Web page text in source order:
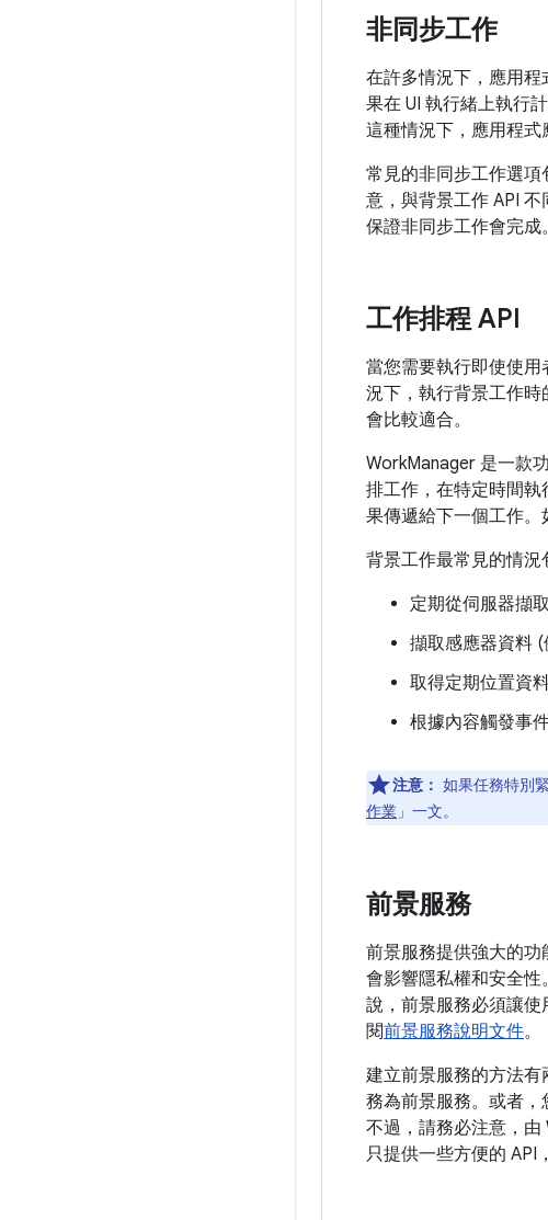
非同步工作
在許多情況下，應用
果在 UI 執行緒上執行
這種情況下，應用程式
常見的非同步工作選
意，與背景工作 API
保證非同步工作會完成。
工作排程 API
當您需要執行即使使
況下，執行背景工作時
會比較適合。
WorkManager 是一款
排工作，在特定時間
果傳遞給下一個工作
背景工作最常見的情況
定期從伺服器擷
擷取感應器資料
取得定期位置資
根據內容觸發事
注意： 如果任務特別
作業 」一文。
前景服務
前景服務提供強大的
會影響隱私權和安全
說，前景服務必須讓
閱前景服務說明文件。
建立前景服務的方法
務為前景服務。或者，
不過，請務必注意，
只提供一些方便的 API